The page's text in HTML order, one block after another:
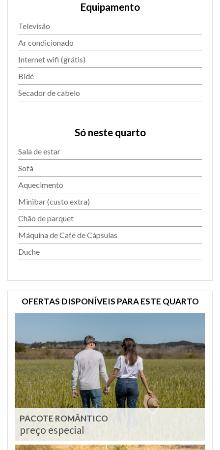
Equipamento
Televisão
Ar condicionado
Internet wifi (grátis)
Bidé
Secador de cabelo
Só neste quarto
Sala de estar
Sofá
Aquecimento
Minibar (custo extra)
Chão de parquet
Máquina de Café de Cápsulas
Duche
OFERTAS DISPONÍVEIS PARA ESTE QUARTO
PACOTE ROMÂNTICO
preço especial